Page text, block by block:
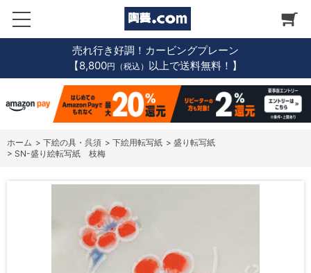
売れ行き好調！カービングプレーン
【8,800円（税込） 以上で送料無料！】
ホーム > 下絵の具・呉須 > 下絵用転写紙 > 盛り転写紙
> SN-盛り絵転写紙 枝梅